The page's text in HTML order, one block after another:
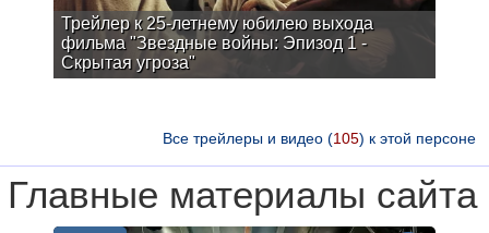
Трейлер к 25-летнему юбилею выхода
фильма "Звездные войны: Эпизод 1 -
Скрытая угроза"
Все трейлеры и видео (105) к этой персоне
Главные материалы сайта